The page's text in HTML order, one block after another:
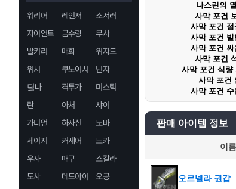
워리어 레인저
소서러
자이언트
금수랑
무사
발키리
매화
위자드
위치
쿠노이치
닌자
닼나
격투가
미스틱
란
아처
샤이
가디언
하사신
노바
세이지
커세어
드카
우사
매구
스칼라
도사
데드아이
오공
나스린의
사막 포건
사막 포건 점
사막 포건 발
사막 포건 싸
사막 포건
사막 포건 식량
사막 포건
사막 포건 수
판매 아이템 정보
이름
오르넬라 권갑